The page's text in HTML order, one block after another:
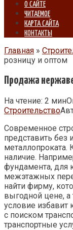
О САЙТЕ
ЧИТАЕМОЕ
КАРТА САЙТА
КОНТАКТЫ
Главная »
розницу и оптом
Продажа
На чтение: 2 мин
Строительство
Современное
представить без
металлопроката.
наличие.
фундамента, для
межэтажных
найти фирму,
выгодной цене, а
условие избавит
с поиском
транспортные